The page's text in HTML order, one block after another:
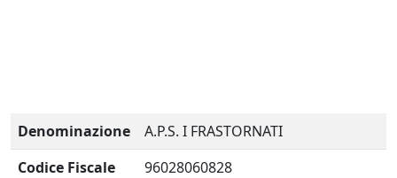
Denominazione
A.P.S. I FRASTORNATI
Codice Fiscale
96028060828